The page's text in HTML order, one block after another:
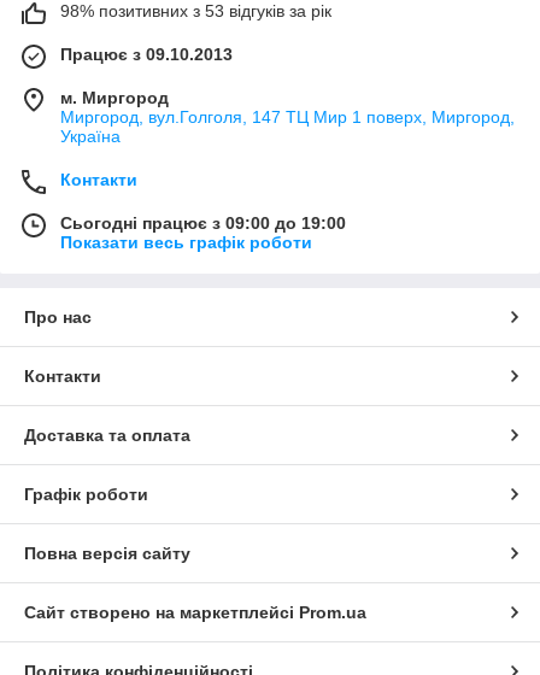
98% позитивних з 53 відгуків за рік
Працює з 09.10.2013
м. Миргород
Миргород, вул.Голголя, 147 ТЦ Мир 1 поверх, Миргород,
Україна
Контакти
Сьогодні працює з 09:00 до 19:00
Показати весь графік роботи
Про нас
Контакти
Доставка та оплата
Графік роботи
Повна версія сайту
Сайт створено на маркетплейсі Prom.ua